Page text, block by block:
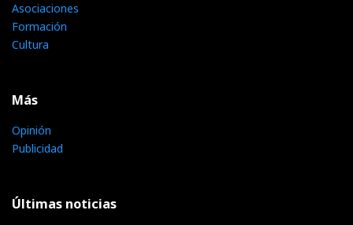
Asociaciones
Formación
Cultura
Más
Opinión
Publicidad
Últimas noticias